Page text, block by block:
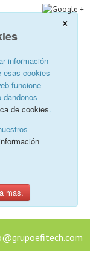
×
información
esas cookies
funcione
de cookies.
mas.